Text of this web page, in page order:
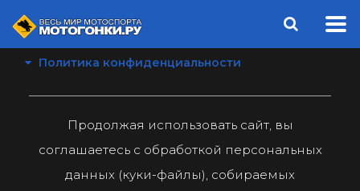
Политика конфиденциальности
Продолжая использовать сайт, вы
соглашаетесь с обработкой персональных
данных (куки-файлы), собираемых